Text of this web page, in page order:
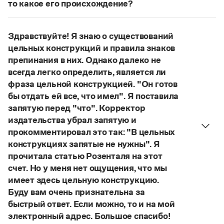
Словари русского языка как государственного
Справочники
Правила русской орфографии и пунктуации
Русский язык. Краткий теоретический курс
для школьников
Письмовник
Справочник по пунктуации
Словарь-справочник трудностей
Справочник по фразеологии
Азбучные истины
Словарь-справочник непростые слова
Все справочники портала
Журнал
Новости и события
Управление в русском языке
Правила русской орфографии и пунктуации
то какое его происхождение?
Нет, не существует и не существовало. Это
Страница ответа
Здравствуйте! Я знаю о существований
цельных конструкций и правила знаков
препинания в них. Однако далеко не
всегда легко определить, является ли
фраза цельной конструкцией. "Он готов
бы отдать ей все, что имел". Я поставила
запятую перед "что". Корректор
издательства убрал запятую и
прокомментировал это так: "В цельных
конструкциях запятые не нужны". Я
прочитала статью Розенталя на этот
счет. Но у меня нет ощущения, что мы
имеет здесь цельную конструкцию.
Буду вам очень признательна за
быстрый ответ. Если можно, то и на мой
электронный адрес. Большое спасибо!